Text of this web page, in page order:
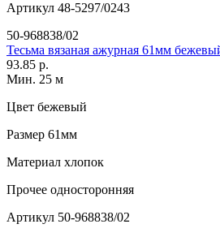
Артикул 48-5297/0243
50-968838/02
Тесьма вязаная ажурная 61мм
93.85 р.
Мин. 25 м
Цвет бежевый
Размер 61мм
Материал хлопок
Прочее односторонняя
Артикул 50-968838/02